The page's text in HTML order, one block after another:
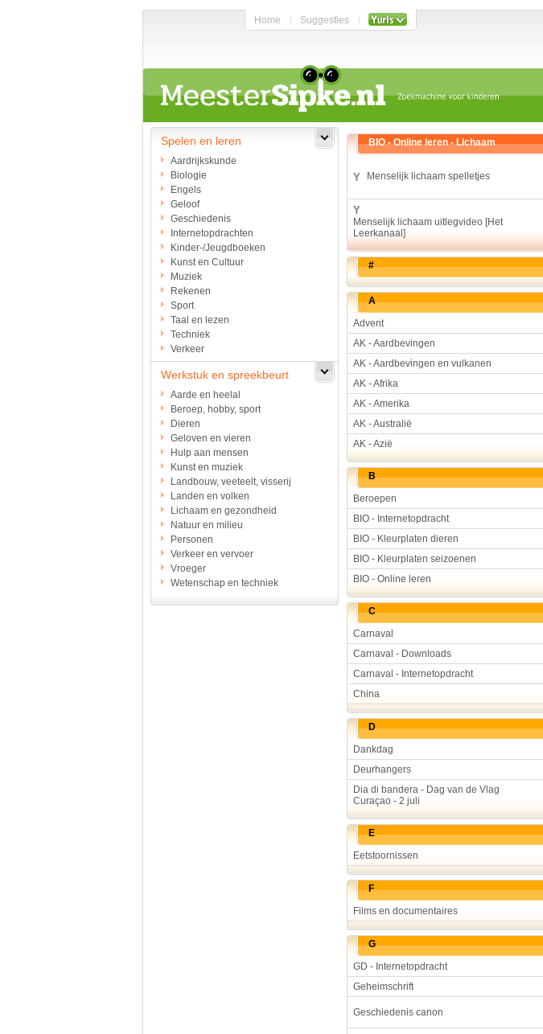
Home Suggesties
Spelen en leren
Aardrijkskunde
Biologie
Engels
Geloof
Geschiedenis
Internetopdrachten
Kinder-/Jeugdboeken
Kunst en Cultuur
Muziek
Rekenen
Sport
Taal en lezen
Techniek
Verkeer
Werkstuk en spreekbeurt
Aarde en heelal
Beroep, hobby, sport
Dieren
Geloven en vieren
Hulp aan mensen
Kunst en muziek
Landbouw, veeteelt, visserij
Landen en volken
Lichaam en gezondheid
Natuur en milieu
Personen
Verkeer en vervoer
Vroeger
Wetenschap en techniek
BIO - Online leren - Lichaam
Menselijk lichaam spelletjes
Menselijk lichaam uitlegvideo [Het
Leerkanaal]
#
A
Advent
AK - Aardbevingen
AK - Aardbevingen en vulkanen
AK - Afrika
AK - Amerika
AK - Australië
AK - Azië
B
Beroepen
BIO - Internetopdracht
BIO - Kleurplaten dieren
BIO - Kleurplaten seizoenen
BIO - Online leren
C
Carnaval
Carnaval - Downloads
Carnaval - Internetopdracht
China
D
Dankdag
Deurhangers
Dia di bandera - Dag van de Vlag
Curaçao - 2 juli
E
Eetstoornissen
F
Films en documentaires
G
GD - Internetopdracht
Geheimschrift
Geschiedenis canon